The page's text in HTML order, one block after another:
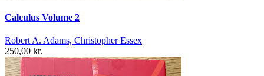
Calculus Volume 2
Robert A. Adams, Christopher Essex
250,00 kr.